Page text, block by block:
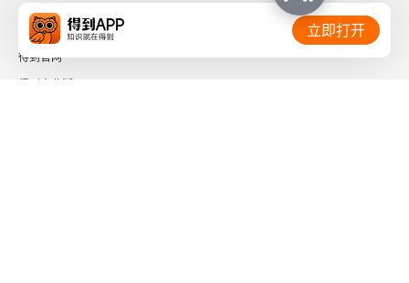
相关链接：
得到官网
立即打开